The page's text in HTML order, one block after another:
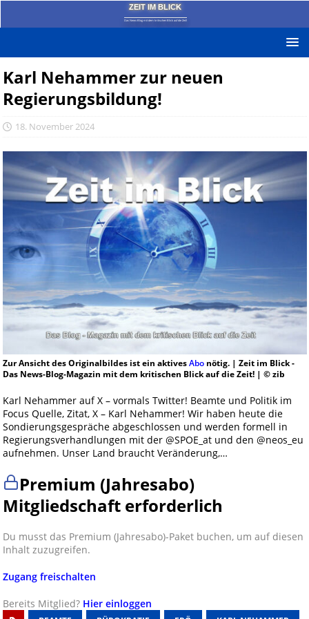
ZEIT IM BLICK
Das News-Blog mit dem kritischen Blick auf die Zeit!
Karl Nehammer zur neuen
Regierungsbildung!
18. November 2024
Zur Ansicht des Originalbildes ist ein aktivesAbonötig. | Zeit im Blick -
Das News-Blog-Magazin mit dem kritischen Blick auf die Zeit! | © zib
Karl Nehammer auf X – vormals Twitter! Beamte und Politik im
Focus Quelle, Zitat, X – Karl Nehammer! Wir haben heute die
Sondierungsgespräche abgeschlossen und werden formell in
Regierungsverhandlungen mit der @SPOE_at und den @neos_eu
aufnehmen. Unser Land braucht Veränderung,…
Premium (Jahresabo)
Mitgliedschaft erforderlich
Du musst das Premium (Jahresabo)-Paket buchen, um auf diesen
Inhalt zuzugreifen.
Zugang freischalten
Bereits Mitglied? Hier einloggen